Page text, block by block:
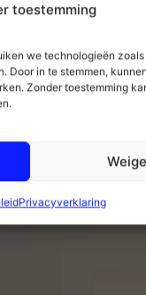
toestemming
we technologieën
Door in te stemmen,
Zonder toestemming
Privacyverklaring